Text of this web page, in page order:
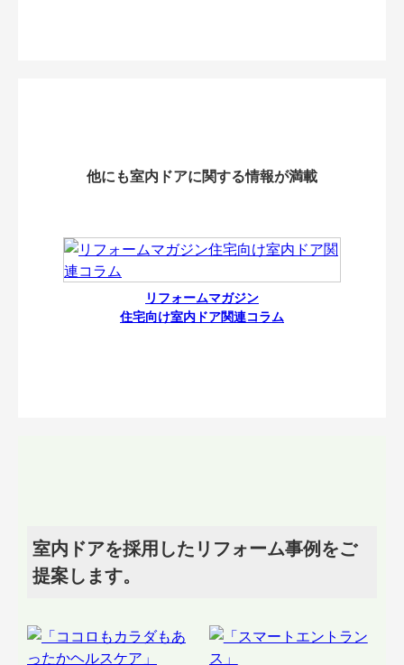
他にも室内ドアに関する情報が満載
リフォームマガジン
住宅向け室内ドア関連コラム
室内ドアを採用したリフォーム事例をご
提案します。